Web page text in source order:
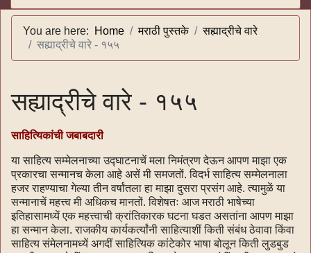
You are here: Home मराठी पुस्तके
सह्याद्रीचे वारे
सह्याद्रीचे वारे - १५५
सह्याद्रीचे वारे - १५५
साहित्यिकांची जबाबदारी
या साहित्य सम्मेलनाच्या उद्घाटनाचें मला निमंत्रण देऊन आपण माझा एक
प्रकारचा सन्मानच केला आहे असें मी समजतों. विदर्भ साहित्य सम्मेलनाला
हजर राहण्याचा गेल्या तीन वर्षांतला हा माझा दुसरा प्रसंग आहे. त्यामुळें या
सन्मानाचें महत्त्व मी अधिकच मानतों. विशेषतः आज मराठी भाषेच्या
इतिहासामध्यें एक महत्त्वाची क्रांतिकारक घटना घडत असतांना आपण माझा
हा सन्मान केला. राजकीय कार्यकर्त्यांनी साहित्याशीं किती संबंध ठेवावा किंवा
साहित्य संमेलनामध्यें अगदीं साहित्यिक कांटेकोर भाषा बोलून किती लुडबुड